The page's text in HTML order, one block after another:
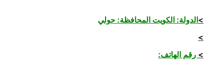
>الدولة: الكويت المحافظة: حولي
>
> رقم الهاتف: